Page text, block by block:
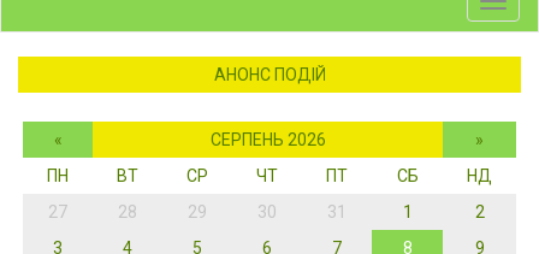
АНОНС ПОДІЙ
« СЕРПЕНЬ 2026
»
ПН
ВТ СР ЧТ ПТ СБ
НД
27
28 29 30 31 1
2
3
4 5 6 7 8
9